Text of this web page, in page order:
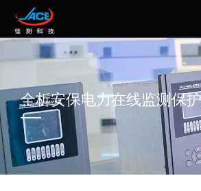
全析安保电力在线监测保